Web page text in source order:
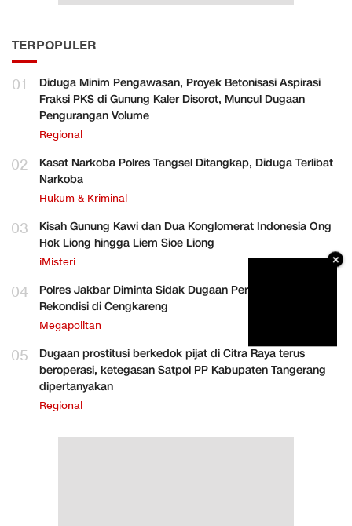
TERPOPULER
01
Diduga Minim Pengawasan, Proyek Betonisasi Aspirasi
Fraksi PKS di Gunung Kaler Disorot, Muncul Dugaan
Pengurangan Volume
Regional
02
Kasat Narkoba Polres Tangsel Ditangkap, Diduga Terlibat
Narkoba
Hukum & Kriminal
03
Kisah Gunung Kawi dan Dua Konglomerat Indonesia Ong
Hok Liong hingga Liem Sioe Liong
iMisteri
04
Polres Jakbar Diminta Sidak Dugaan Perakitan HP
Rekondisi di Cengkareng
Megapolitan
05
Dugaan prostitusi berkedok pijat di Citra Raya terus
beroperasi, ketegasan Satpol PP Kabupaten Tangerang
dipertanyakan
Regional
×